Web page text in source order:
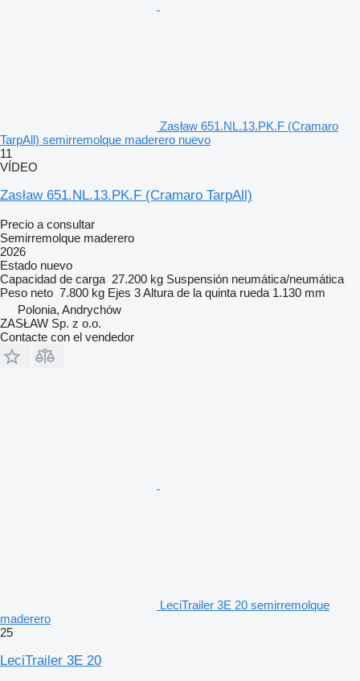
Zasław 651.NL.13.PK.F (Cramaro
TarpAll) semirremolque maderero nuevo
11
VÍDEO
Zasław 651.NL.13.PK.F (Cramaro TarpAll)
Precio a consultar
Semirremolque maderero
2026
Estado nuevo
Capacidad de carga 27.200 kg Suspensión neumática/neumática
Peso neto 7.800 kg Ejes 3Altura de la quinta rueda 1.130 mm
Polonia, Andrychów
ZASŁAW Sp. z o.o.
Contacte con el vendedor
LeciTrailer 3E 20 semirremolque
maderero
25
LeciTrailer 3E 20